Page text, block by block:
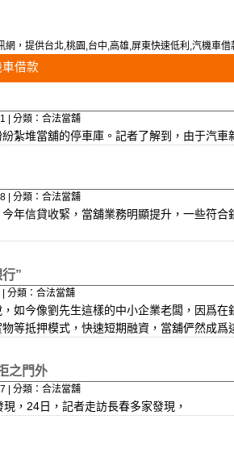
，提供台北,桃園,台中,高雄,屏東快速低利,汽機車借
車借款
| 分類：合法當舖
紮堆當舖的停車庫。記者了解到，由于汽車
| 分類：合法當舖
年信貸收緊，當舖業務明顯提升，一些符合
”
分類：合法當舖
如今像劉先生這樣的中小企業老闆，因爲
等抵押模式，快速短期融資，當舖俨然成爲
之門外
| 分類：合法當舖
，24日，記者走訪長春多家發現，